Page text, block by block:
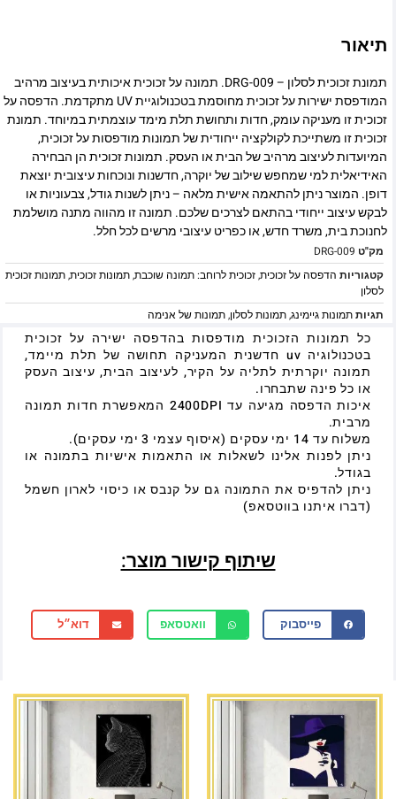
תיאור
תמונת זכוכית לסלון – DRG-009. תמונה על זכוכית איכותית בעיצוב מרהיב
המודפסת ישירות על זכוכית מחוסמת בטכנולוגיית UV מתקדמת. הדפסה על
זכוכית זו מעניקה עומק, חדות ותחושת תלת מימד עוצמתית במיוחד. תמונת
זכוכית זו משתייכת לקולקציה ייחודית של תמונות מודפסות על זכוכית,
המיועדות לעיצוב מרהיב של הבית או העסק. תמונות זכוכית הן הבחירה
האידיאלית למי שמחפש שילוב של יוקרה, חדשנות ונוכחות עיצובית יוצאת
דופן. המוצר ניתן להתאמה אישית מלאה – ניתן לשנות גודל, צבעוניות או
לבקש עיצוב ייחודי בהתאם לצרכים שלכם. תמונה זו מהווה מתנה מושלמת
לחנוכת בית, משרד חדש, או כפריט עיצובי מרשים לכל חלל.
מק"ט DRG-009
קטגוריות הדפסה על זכוכית,זכוכית לרוחב: תמונה שוכבת,תמונות זכוכית,תמונות זכוכית
לסלון
תגיותתמונות גיימינג,תמונות לסלון,תמונות של אנימה
כל תמונות הזכוכית מודפסות בהדפסה ישירה על זכוכית
בטכנולוגיה uv חדשנית המעניקה תחושה של תלת מיימד,
תמונה יוקרתית לתליה על הקיר, לעיצוב הבית, עיצוב העסק
או כל פינה שתבחרו.
איכות הדפסה מגיעה עד 2400DPI המאפשרת חדות תמונה
מרבית.
משלוח עד 14 ימי עסקים (איסוף עצמי 3 ימי עסקים).
ניתן לפנות אלינו לשאלות או התאמות אישיות בתמונה או
בגודל.
ניתן להדפיס את התמונה גם על קנבס או כיסוי לארון חשמל
(דברו איתנו בווטסאפ)
שיתוף קישור מוצר:
פייסבוק וואטסאפ דוא״ל